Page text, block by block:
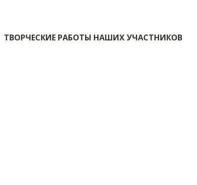
ТВОРЧЕСКИЕ РАБОТЫ НАШИХ УЧАСТНИКОВ